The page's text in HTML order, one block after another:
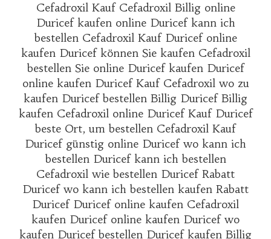
Cefadroxil Kauf Cefadroxil Billig online
Duricef kaufen online Duricef kann ich
bestellen Cefadroxil Kauf Duricef online
kaufen Duricef können Sie kaufen Cefadroxil
bestellen Sie online Duricef kaufen Duricef
online kaufen Duricef Kauf Cefadroxil wo zu
kaufen Duricef bestellen Billig Duricef Billig
kaufen Cefadroxil online Duricef Kauf Duricef
beste Ort, um bestellen Cefadroxil Kauf
Duricef günstig online Duricef wo kann ich
bestellen Duricef kann ich bestellen
Cefadroxil wie bestellen Duricef Rabatt
Duricef wo kann ich bestellen kaufen Rabatt
Duricef Duricef online kaufen Cefadroxil
kaufen Duricef online kaufen Duricef wo
kaufen Duricef bestellen Duricef kaufen Billig